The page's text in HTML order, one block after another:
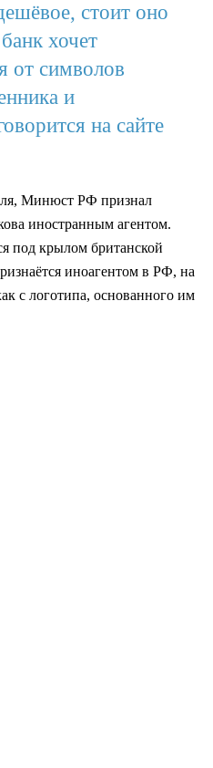
стоит оно
хочет
от символов
и
на сайте
Минюст РФ признал
иностранным агентом.
под крылом британской
иноагентом в РФ, на
с логотипа, основанного им